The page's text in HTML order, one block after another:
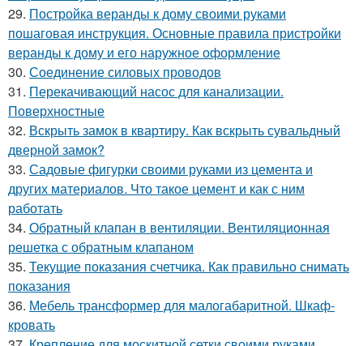
29. Постройка веранды к дому своими руками
пошаговая инструкция. Основные правила пристройки
веранды к дому и его наружное оформление
30. Соединение силовых проводов
31. Перекачивающий насос для канализации.
Поверхностные
32. Вскрыть замок в квартиру. Как вскрыть сувальдный
дверной замок?
33. Садовые фигурки своими руками из цемента и
других материалов. Что такое цемент и как с ним
работать
34. Обратный клапан в вентиляции. Вентиляционная
решетка с обратным клапаном
35. Текущие показания счетчика. Как правильно снимать
показания
36. Мебель трансформер для малогабаритной. Шкаф-
кровать